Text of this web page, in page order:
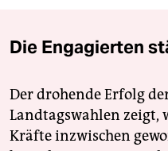
Die Engagierten
Der drohende Erfolg
Landtagswahlen zeigt,
Kräfte inzwischen